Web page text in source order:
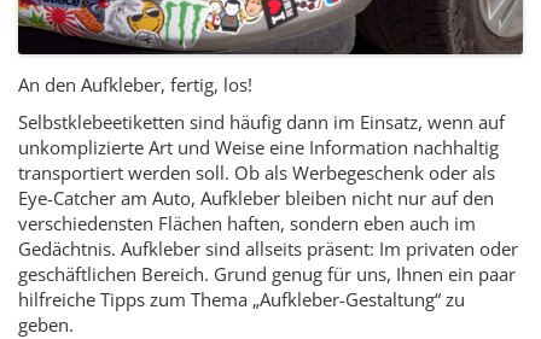
An den Aufkleber, fertig, los!
Selbstklebeetiketten sind häufig dann im Einsatz, wenn auf
unkomplizierte Art und Weise eine Information nachhaltig
transportiert werden soll. Ob als Werbegeschenk oder als
Eye-Catcher am Auto, Aufkleber bleiben nicht nur auf den
verschiedensten Flächen haften, sondern eben auch im
Gedächtnis. Aufkleber sind allseits präsent: Im privaten oder
geschäftlichen Bereich. Grund genug für uns, Ihnen ein paar
hilfreiche Tipps zum Thema „Aufkleber-Gestaltung“ zu
geben.